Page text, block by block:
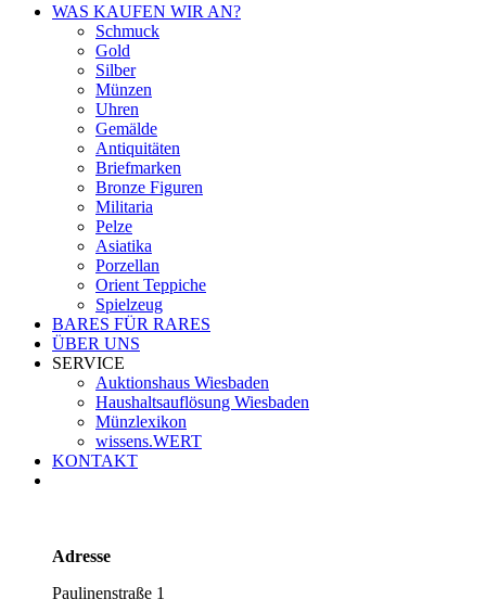
WAS KAUFEN WIR AN?
Schmuck
Gold
Silber
Münzen
Uhren
Gemälde
Antiquitäten
Briefmarken
Bronze Figuren
Militaria
Pelze
Asiatika
Porzellan
Orient Teppiche
Spielzeug
BARES FÜR RARES
ÜBER UNS
SERVICE
Auktionshaus Wiesbaden
Haushaltsauflösung Wiesbaden
Münzlexikon
wissens.WERT
KONTAKT
Adresse
Paulinenstraße 1